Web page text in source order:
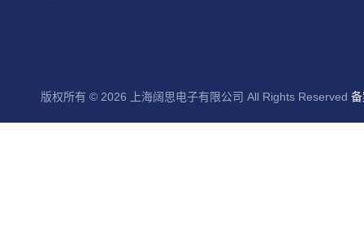
版权所有 © 2026 上海阔思电子有限公司 All Rights Reserved